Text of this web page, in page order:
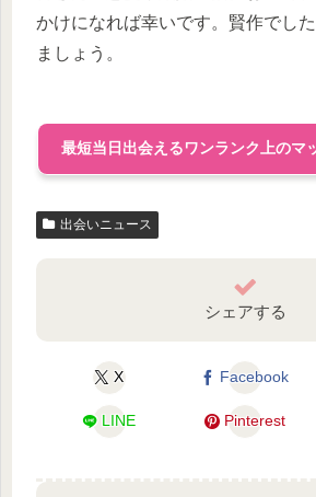
かけになれば幸いです。賢作でし
ましょう。
最短当日出会えるワンランク上のマ
出会いニュース
シェアする
X Facebook
LINE Pinterest